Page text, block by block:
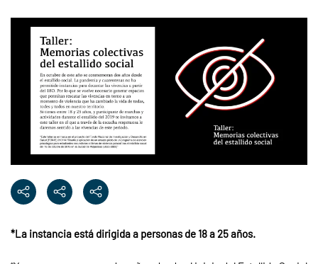
*La instancia está dirigida a personas de 18 a 25 años.